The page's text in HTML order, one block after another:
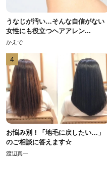
うなじが汚い…そんな自信がない
女性にも役立つヘアアレン...
かえで
4
お悩み別！「地毛に戻したい…」
のご相談に答えます☆
渡辺真一